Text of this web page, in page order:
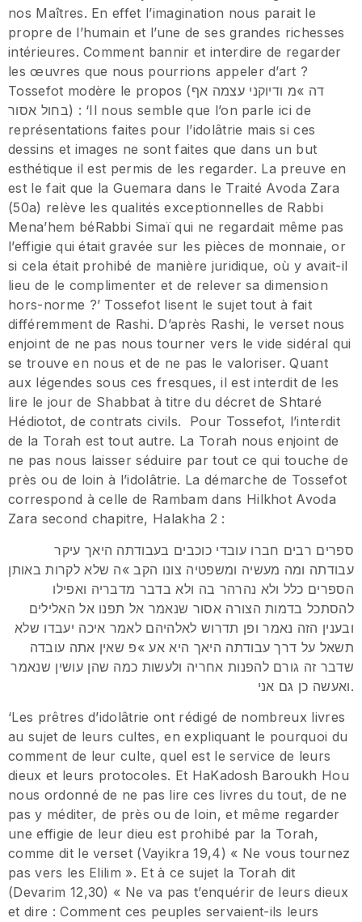
nos Maîtres. En effet l’imagination nous parait le
propre de l’humain et l’une de ses grandes richesses
intérieures. Comment bannir et interdire de regarder
les œuvres que nous pourrions appeler d’art ?
Tossefot modère le propos (דה »מ ודיוקני עצמה אף
בחול אסור) : ‘Il nous semble que l’on parle ici de
représentations faites pour l’idolâtrie mais si ces
dessins et images ne sont faites que dans un but
esthétique il est permis de les regarder. La preuve en
est le fait que la Guemara dans le Traité Avoda Zara
(50a) relève les qualités exceptionnelles de Rabbi
Mena’hem béRabbi Simaï qui ne regardait même pas
l’effigie qui était gravée sur les pièces de monnaie, or
si cela était prohibé de manière juridique, où y avait-il
lieu de le complimenter et de relever sa dimension
hors-norme ?’ Tossefot lisent le sujet tout à fait
différemment de Rashi. D’après Rashi, le verset nous
enjoint de ne pas nous tourner vers le vide sidéral qui
se trouve en nous et de ne pas le valoriser. Quant
aux légendes sous ces fresques, il est interdit de les
lire le jour de Shabbat à titre du décret de Shtaré
Hédiotot, de contrats civils. Pour Tossefot, l’interdit
de la Torah est tout autre. La Torah nous enjoint de
ne pas nous laisser séduire par tout ce qui touche de
près ou de loin à l’idolâtrie. La démarche de Tossefot
correspond à celle de Rambam dans Hilkhot Avoda
Zara second chapitre, Halakha 2 :
ספרים רבים חברו עובדי כוכבים בעבודתה היאך עיקר
עבודתה ומה מעשיה ומשפטיה צונו הקב »ה שלא לקרות באותן
הספרים כלל ולא נהרהר בה ולא בדבר מדבריה ואפילו
להסתכל בדמות הצורה אסור שנאמר אל תפנו אל האלילים
ובענין הזה נאמר ופן תדרוש לאלהיהם לאמר איכה יעבדו שלא
תשאל על דרך עבודתה היאך היא אע »פ שאין אתה עובדה
שדבר זה גורם להפנות אחריה ולעשות כמה שהן עושין שנאמר
ואעשה כן גם אני.
‘Les prêtres d’idolâtrie ont rédigé de nombreux livres
au sujet de leurs cultes, en expliquant le pourquoi du
comment de leur culte, quel est le service de leurs
dieux et leurs protocoles. Et HaKadosh Baroukh Hou
nous ordonné de ne pas lire ces livres du tout, de ne
pas y méditer, de près ou de loin, et même regarder
une effigie de leur dieu est prohibé par la Torah,
comme dit le verset (Vayikra 19,4) « Ne vous tournez
pas vers les Elilim ». Et à ce sujet la Torah dit
(Devarim 12,30) « Ne va pas t’enquérir de leurs dieux
et dire : Comment ces peuples servaient-ils leurs